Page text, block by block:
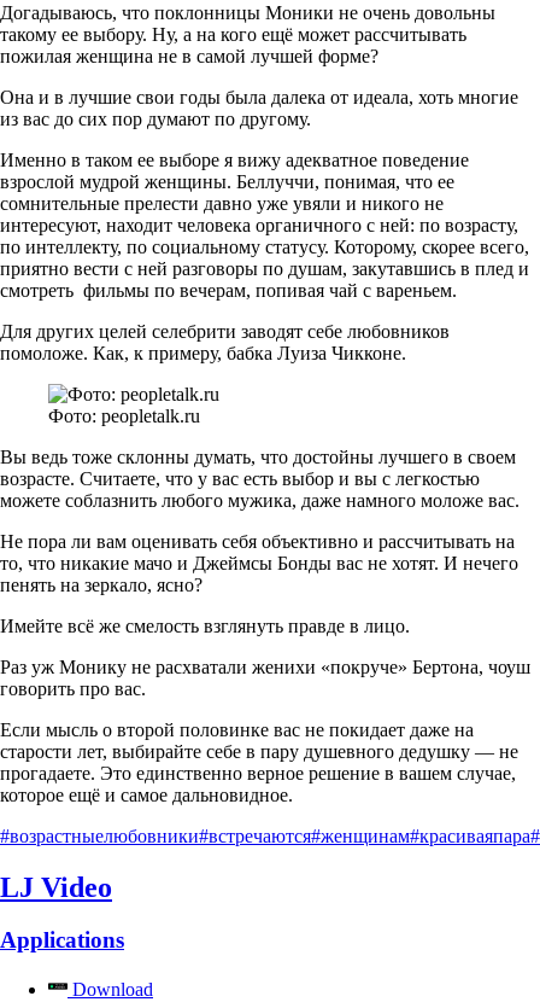
Догадываюсь, что поклонницы Моники не очень довольны
такому ее выбору. Ну, а на кого ещё может рассчитывать
пожилая женщина не в самой лучшей форме?
Она и в лучшие свои годы была далека от идеала, хоть многие
из вас до сих пор думают по другому.
Именно в таком ее выборе я вижу адекватное поведение
взрослой мудрой женщины. Беллуччи, понимая, что ее
сомнительные прелести давно уже увяли и никого не
интересуют, находит человека органичного с ней: по возрасту,
по интеллекту, по социальному статусу. Которому, скорее всего,
приятно вести с ней разговоры по душам, закутавшись в плед и
смотреть фильмы по вечерам, попивая чай с вареньем.
Для других целей селебрити заводят себе любовников
помоложе. Как, к примеру, бабка Луиза Чикконе.
Фото: peopletalk.ru
Вы ведь тоже склонны думать, что достойны лучшего в своем
возрасте. Считаете, что у вас есть выбор и вы с легкостью
можете соблазнить любого мужика, даже намного моложе вас.
Не пора ли вам оценивать себя объективно и рассчитывать на
то, что никакие мачо и Джеймсы Бонды вас не хотят. И нечего
пенять на зеркало, ясно?
Имейте всё же смелость взглянуть правде в лицо.
Раз уж Монику не расхватали женихи «покруче» Бертона, чоуш
говорить про вас.
Если мысль о второй половинке вас не покидает даже на
старости лет, выбирайте себе в пару душевного дедушку — не
прогадаете. Это единственно верное решение в вашем случае,
которое ещё и самое дальновидное.
#возрастныелюбовники#встречаются#женщинам#красиваяпара
LJ Video
Applications
Download